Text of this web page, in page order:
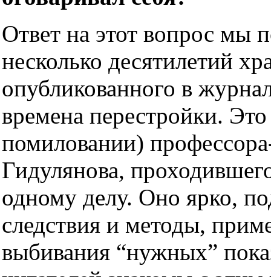
Ответ на этот вопрос мы
несколько десятилетий
опубликованного в
времена перестройки.
помиловании)
Гидулянова,
одному делу. Оно ярко,
следствия и методы,
выбивания “нужных”